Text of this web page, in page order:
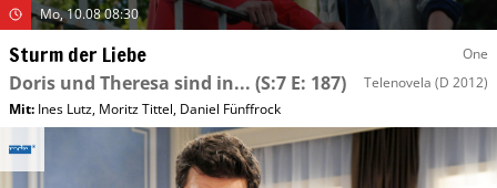
Mo, 10.08 08:30
Sturm der Liebe One
Doris und Theresa sind in... (S:7 E: 187) Telenovela (D 2012)
Mit: Ines Lutz, Moritz Tittel, Daniel Fünffrock